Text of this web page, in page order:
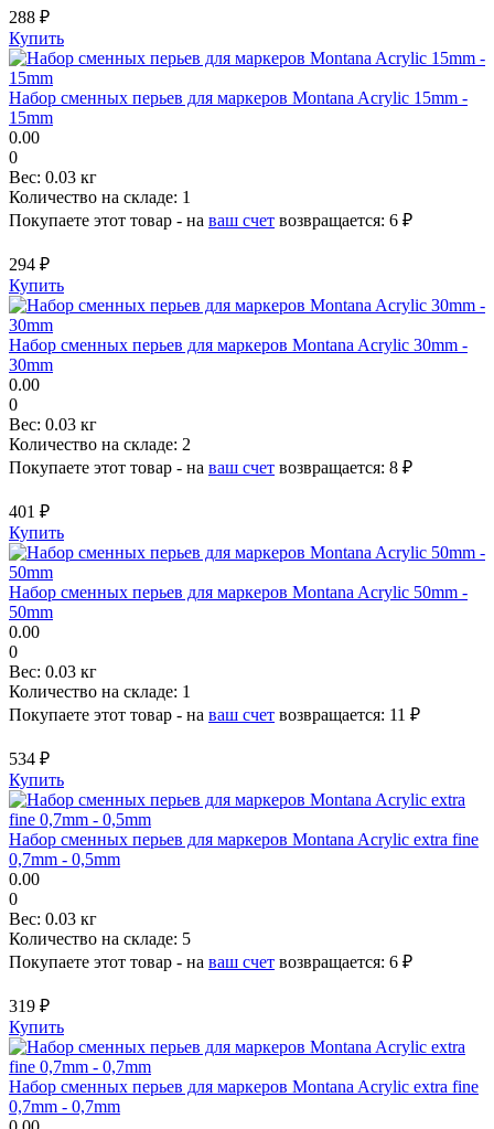
288 ₽
Купить
Набор сменных перьев для маркеров Montana Acrylic 15mm -
15mm
0.00
0
Вес: 0.03 кг
Количество на складе: 1
Покупаете этот товар - на ваш счет возвращается: 6 ₽
294 ₽
Купить
Набор сменных перьев для маркеров Montana Acrylic 30mm -
30mm
0.00
0
Вес: 0.03 кг
Количество на складе: 2
Покупаете этот товар - на ваш счет возвращается: 8 ₽
401 ₽
Купить
Набор сменных перьев для маркеров Montana Acrylic 50mm -
50mm
0.00
0
Вес: 0.03 кг
Количество на складе: 1
Покупаете этот товар - на ваш счет возвращается: 11 ₽
534 ₽
Купить
Набор сменных перьев для маркеров Montana Acrylic extra fine
0,7mm - 0,5mm
0.00
0
Вес: 0.03 кг
Количество на складе: 5
Покупаете этот товар - на ваш счет возвращается: 6 ₽
319 ₽
Купить
Набор сменных перьев для маркеров Montana Acrylic extra fine
0,7mm - 0,7mm